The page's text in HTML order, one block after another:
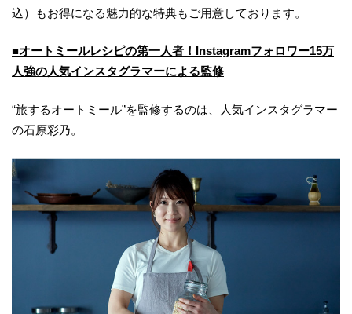
込）もお得になる魅力的な特典もご用意しております。
■オートミールレシピの第一人者！Instagramフォロワー15万
人強の人気インスタグラマーによる監修
“旅するオートミール”を監修するのは、人気インスタグラマー
の石原彩乃。